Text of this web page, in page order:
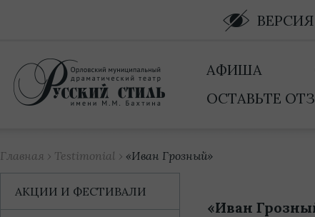
АФИША
ОСТАВЬТЕ
Главная › Testimonial › «Иван Грозный»
«Иван
АКЦИИ И ФЕСТИВАЛИ